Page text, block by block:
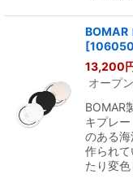
BOMAR
[106050
13,200
オープ
BOMAR
キプレ
のある
作られ
たり変